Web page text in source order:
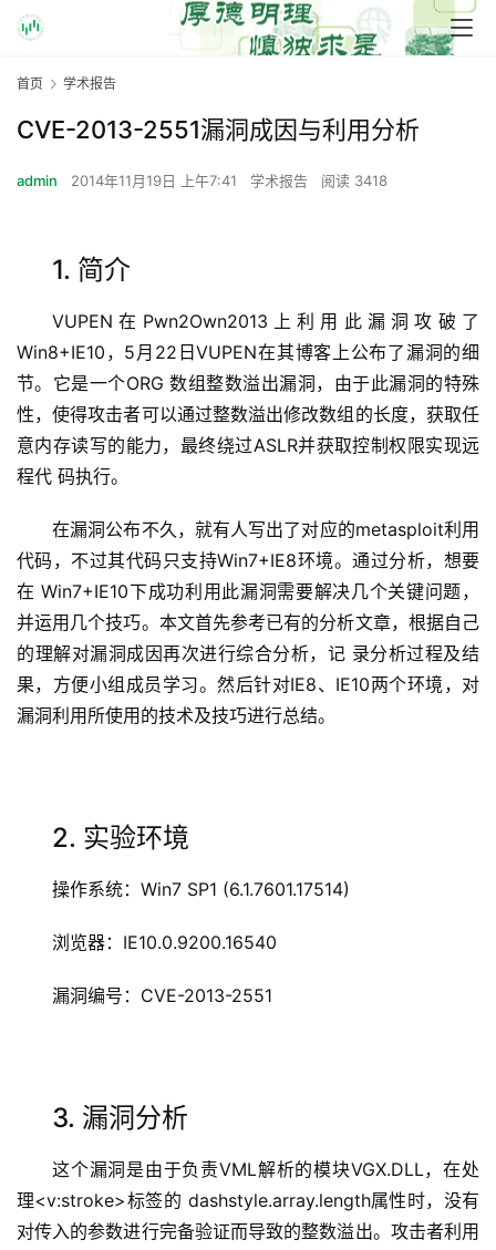
首页 学术报告
CVE-2013-2551漏洞成因与利用分析
admin 2014年11月19日 上午7:41 学术报告 阅读 3418
1. 简介
VUPEN在Pwn2Own2013上利用此漏洞攻破了
Win8+IE10，5月22日VUPEN在其博客上公布了漏洞的细
节。它是一个ORG 数组整数溢出漏洞，由于此漏洞的特殊
性，使得攻击者可以通过整数溢出修改数组的长度，获取任
意内存读写的能力，最终绕过ASLR并获取控制权限实现远
程代 码执行。
在漏洞公布不久，就有人写出了对应的metasploit利用
代码，不过其代码只支持Win7+IE8环境。通过分析，想要
在 Win7+IE10下成功利用此漏洞需要解决几个关键问题，
并运用几个技巧。本文首先参考已有的分析文章，根据自己
的理解对漏洞成因再次进行综合分析，记 录分析过程及结
果，方便小组成员学习。然后针对IE8、IE10两个环境，对
漏洞利用所使用的技术及技巧进行总结。
2. 实验环境
操作系统：Win7 SP1 (6.1.7601.17514)
浏览器：IE10.0.9200.16540
漏洞编号：CVE-2013-2551
3. 漏洞分析
这个漏洞是由于负责VML解析的模块VGX.DLL，在处
理<v:stroke>标签的 dashstyle.array.length属性时，没有
对传入的参数进行完备验证而导致的整数溢出。攻击者利用